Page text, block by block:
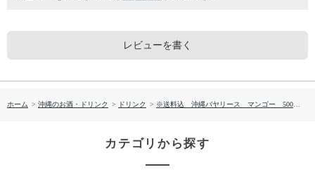
レビューを書く
ホーム > 沖縄のお酒・ドリンク > ドリンク > ※送料込 沖縄バヤリース マンゴー 500ml×24本（ ケース販売 ）
カテゴリから探す